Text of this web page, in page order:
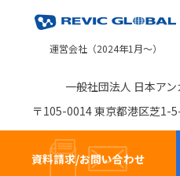
運営会社（2024年1月～）
一般社団法人 日本ア
〒105-0014 東京都港区芝1-
資料請求/お問い合わせ